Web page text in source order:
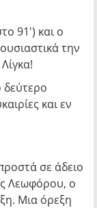
91′) και ο
την
δεύτερο
και εν
σε άδειο
Λεωφόρου, ο
Μια όρεξη